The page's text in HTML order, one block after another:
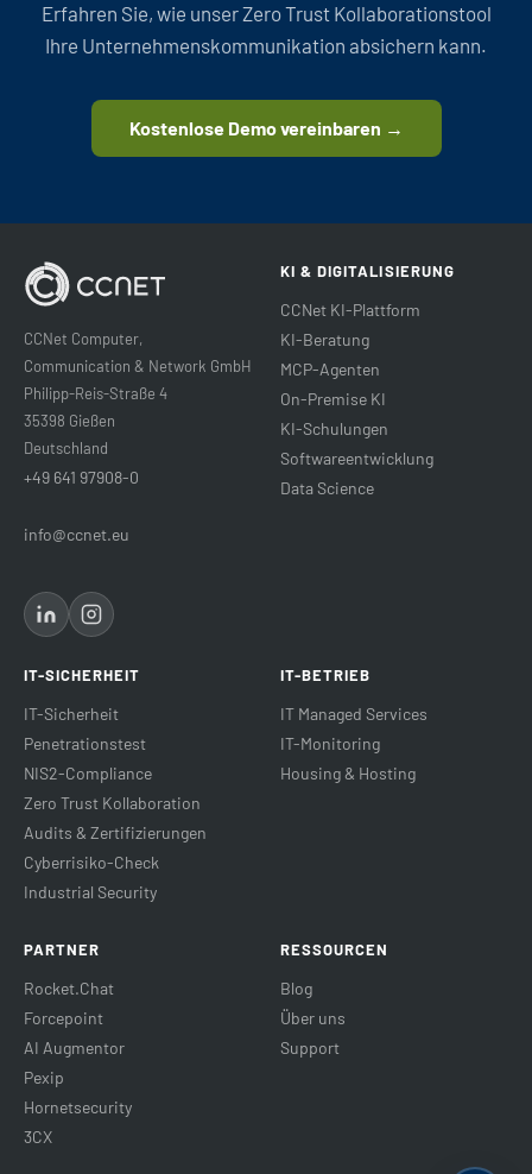
Erfahren Sie, wie unser Zero Trust Kollaborationstool
Ihre Unternehmenskommunikation absichern kann.
Kostenlose Demo vereinbaren →
CCNet Computer,
Communication & Network GmbH
Philipp-Reis-Straße 4
35398 Gießen
Deutschland
+49 641 97908-0
info@ccnet.eu
KI & DIGITALISIERUNG
CCNet KI-Plattform
KI-Beratung
MCP-Agenten
On-Premise KI
KI-Schulungen
Softwareentwicklung
Data Science
IT-SICHERHEIT
IT-Sicherheit
Penetrationstest
NIS2-Compliance
Zero Trust Kollaboration
Audits & Zertifizierungen
Cyberrisiko-Check
Industrial Security
IT-BETRIEB
IT Managed Services
IT-Monitoring
Housing & Hosting
PARTNER
Rocket.Chat
Forcepoint
AI Augmentor
Pexip
Hornetsecurity
3CX
RESSOURCEN
Blog
Über uns
Support